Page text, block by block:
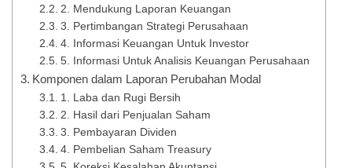
2. Mendukung Laporan Keuangan
3. Pertimbangan Strategi Perusahaan
4. Informasi Keuangan Untuk Investor
5. Informasi Untuk Analisis Keuangan Perusahaan
Komponen dalam Laporan Perubahan Modal
1. Laba dan Rugi Bersih
2. Hasil dari Penjualan Saham
3. Pembayaran Dividen
4. Pembelian Saham Treasury